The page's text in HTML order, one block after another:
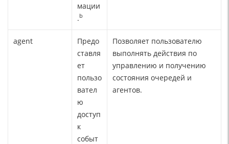
мации
.b
agent
Предо
ставля
ет
пользо
вател
ю
доступ
к
событ
Позволяет пользователю
выполнять действия по
управлению и получению
состояния очередей и
агентов.